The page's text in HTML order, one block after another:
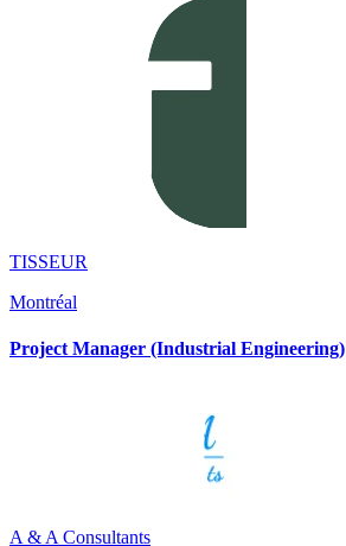
TISSEUR
Montréal
Project Manager (Industrial Engineering)
A & A Consultants